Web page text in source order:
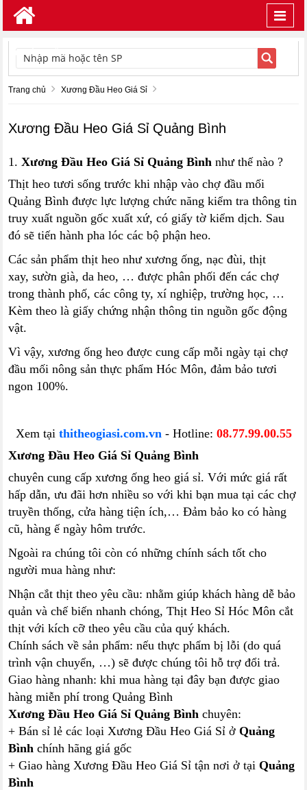
TÌM KIẾM
Trang chủ Xương Đầu Heo Giá Sỉ
Xương Đầu Heo Giá Sỉ Quảng Bình
1.Xương Đầu Heo Giá Sỉ Quảng Bình như thế nào ?
Thịt heo tươi sống trước khi nhập vào chợ đầu mối
Quảng Bình được lực lượng chức năng kiểm tra thông tin
truy xuất nguồn gốc xuất xứ, có giấy tờ kiểm dịch. Sau
đó sẽ tiến hành pha lóc các bộ phận heo.
Các sản phẩm thịt heo như xương ống, nạc đùi, thịt
xay, sườn già, da heo, … được phân phối đến các chợ
trong thành phố, các công ty, xí nghiệp, trường học, …
Kèm theo là giấy chứng nhận thông tin nguồn gốc động
vật.
Vì vậy, xương ống heo được cung cấp mỗi ngày tại chợ
đầu mối nông sản thực phẩm Hóc Môn, đảm bảo tươi
ngon 100%.
Xem tại thitheogiasi.com.vn- Hotline: 08.77.99.00.55
Xương Đầu Heo Giá Sỉ Quảng Bình
chuyên cung cấp xương ống heo giá sỉ. Với mức giá rất
hấp dẫn, ưu đãi hơn nhiều so với khi bạn mua tại các chợ
truyền thống, cửa hàng tiện ích,… Đảm bảo ko có hàng
cũ, hàng ế ngày hôm trước.
Ngoài ra chúng tôi còn có những chính sách tốt cho
người mua hàng như:
Nhận cắt thịt theo yêu cầu: nhằm giúp khách hàng dễ bảo
quản và chế biến nhanh chóng, Thịt Heo Sỉ Hóc Môn cắt
thịt với kích cỡ theo yêu cầu của quý khách.
Chính sách về sản phẩm: nếu thực phẩm bị lỗi (do quá
trình vận chuyển, …) sẽ được chúng tôi hỗ trợ đổi trả.
Giao hàng nhanh: khi mua hàng tại đây bạn được giao
hàng miễn phí trong Quảng Bình
Xương Đầu Heo Giá Sỉ Quảng Bìnhchuyên:
+ Bán sỉ lẻ các loại Xương Đầu Heo Giá Sỉ ởQuảng
Bình chính hãng giá gốc
+ Giao hàng Xương Đầu Heo Giá Sỉ tận nơi ở tạiQuảng
Bình